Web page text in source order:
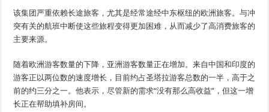
该集团严重依赖长途旅客，尤其是经常途经中东枢纽的欧洲旅客。与冲
突有关的航班中断使这些旅程变得更加困难，从而减少了高消费旅客的
主要来源。
随着欧洲游客数量的下降，亚洲游客数量正在增加。来自中国和印度的
游客正以两位数的速度增长，目前约占圣塔拉游客总数的一半，高于之
前的约三分之一。他表示，尽管新的需求“没有那么高收益”，但这一增
长正在帮助填补房间。